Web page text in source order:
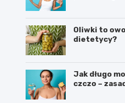
Oliwki to
dietetycy?
Jak długo
czczo –